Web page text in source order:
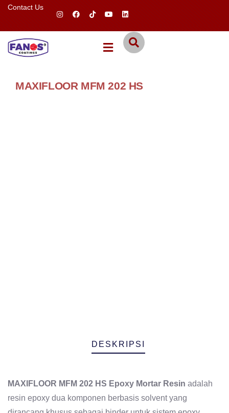
Contact Us
MAXIFLOOR MFM 202 HS
DESKRIPSI
MAXIFLOOR MFM 202 HS Epoxy Mortar Resin adalah
resin epoxy dua komponen berbasis solvent yang